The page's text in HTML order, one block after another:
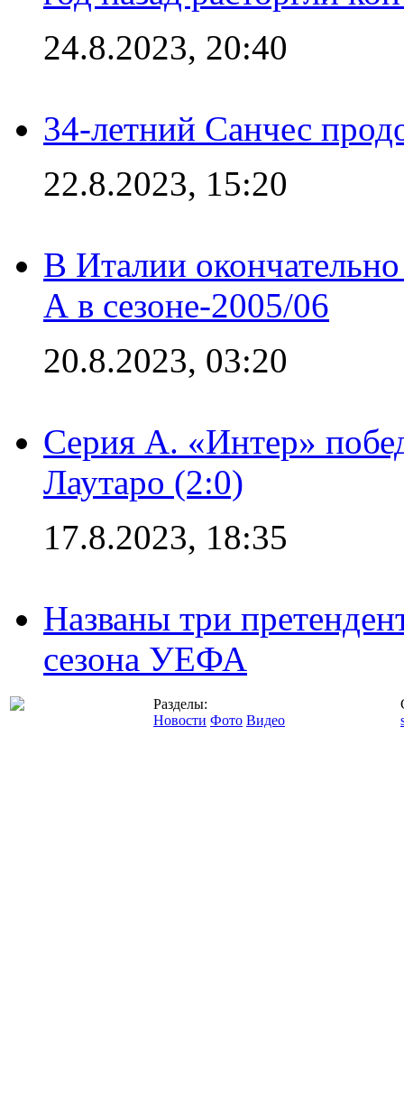
24.8.2023, 20:40
34-летний Санчес
22.8.2023, 15:20
В Италии
А в сезоне-2005/06
20.8.2023, 03:20
Серия А. «Интер»
Лаутаро (2:0)
17.8.2023, 18:35
Названы три
сезона УЕФА
Разделы:
Новости Фото Видео